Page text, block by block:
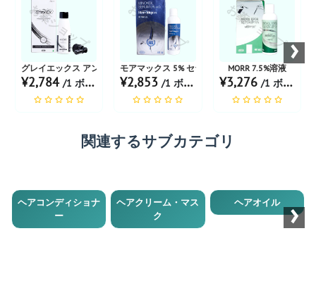
お薬ショップ
グレイエックス アンチグレーヘアアクションソリューション
¥2,784 /1 ボトル あたり
お薬ショップ
モアマックス 5% セラム
¥2,853/1 ボトル あたり
お薬ショップ
MORR 7.5%溶液
¥3,276 /1 ボトル あたり
›
関連するサブカテゴリ
ヘアコンディショナ
ー
ヘアクリーム・マス
ク
ヘアオイル ›